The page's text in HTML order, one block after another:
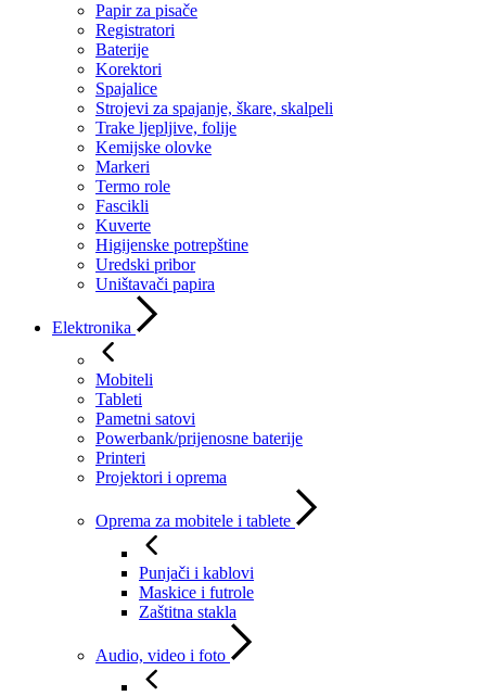
Papir za pisače
Registratori
Baterije
Korektori
Spajalice
Strojevi za spajanje, škare, skalpeli
Trake ljepljive, folije
Kemijske olovke
Markeri
Termo role
Fascikli
Kuverte
Higijenske potrepštine
Uredski pribor
Uništavači papira
Elektronika
Mobiteli
Tableti
Pametni satovi
Powerbank/prijenosne baterije
Printeri
Projektori i oprema
Oprema za mobitele i tablete
Punjači i kablovi
Maskice i futrole
Zaštitna stakla
Audio, video i foto